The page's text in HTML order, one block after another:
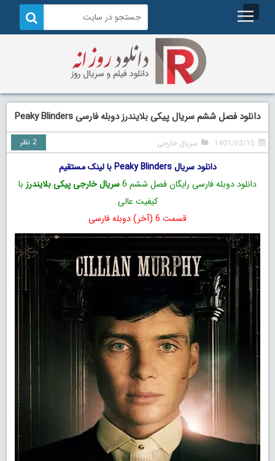
دانلود فصل ششم سریال پیکی بلایندرز دوبله فارسی Peaky Blinders
1401/02/15 سریال خارجی 2 نظر
دانلود سریال Peaky Blinders با لینک مستقیم
دانلود دوبله فارسی رایگان فصل ششم 6
سریال خارجی پیکی بلایندرز با
کیفیت عالی
قسمت 6 (آخر) دوبله فارسی